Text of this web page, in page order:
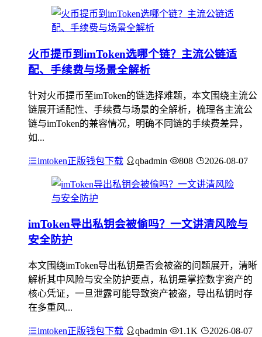
火币提币到imToken选哪个链？主流公链适
配、手续费与场景全解析
针对火币提币至imToken的链选择难题，本文围绕主流公
链展开适配性、手续费与场景的全解析，梳理各主流公
链与imToken的兼容情况，明确不同链的手续费差异，
如...
imtoken正版钱包下载 qbadmin 808 2026-08-07
imToken导出私钥会被偷吗？一文讲清风险与
安全防护
本文围绕imToken导出私钥是否会被盗的问题展开，清晰
解析其中风险与安全防护要点，私钥是掌控数字资产的
核心凭证，一旦泄露可能导致资产被盗，导出私钥时存
在多重风...
imtoken正版钱包下载 qbadmin 1.1K 2026-08-07